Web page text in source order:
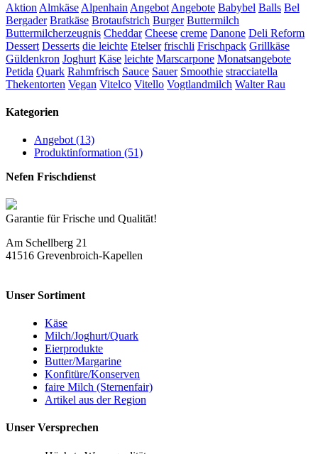
Aktion Almkäse Alpenhain Angebot Angebote Babybel Balls Bel
Bergader Bratkäse Brotaufstrich Burger Buttermilch
Buttermilcherzeugnis Cheddar Cheese creme Danone Deli Reform
Dessert Desserts die leichte Etelser frischli Frischpack Grillkäse
Güldenkron Joghurt Käse leichte Marscarpone Monatsangebote
Petida Quark Rahmfrisch Sauce Sauer Smoothie stracciatella
Thekentorten Vegan Vitelco Vitello Vogtlandmilch Walter Rau
Kategorien
Angebot (13)
Produktinformation (51)
Nefen Frischdienst
Garantie für Frische und Qualität!
Am Schellberg 21
41516 Grevenbroich-Kapellen
Unser Sortiment
Käse
Milch/Joghurt/Quark
Eierprodukte
Butter/Margarine
Konfitüre/Konserven
faire Milch (Sternenfair)
Artikel aus der Region
Unser Versprechen